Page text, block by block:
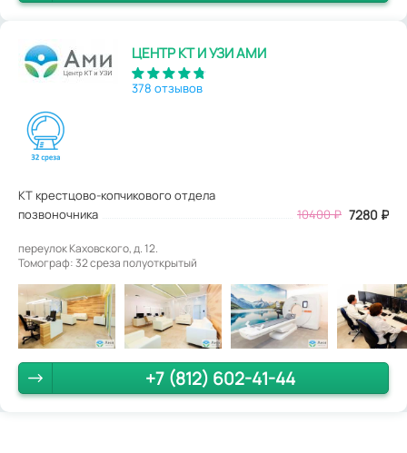
ЦЕНТР КТ И УЗИ АМИ
378 отзывов
КТ крестцово-копчикового отдела
позвоночника
10400₽ 7280 ₽
переулок Каховского, д. 12.
Томограф: 32 среза полуоткрытый
+7 (812) 602-41-44